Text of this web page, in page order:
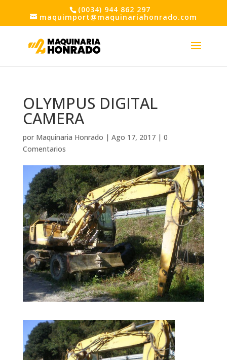
(0034) 944 862 297
maquimport@maquinariahonrado.com
OLYMPUS DIGITAL
CAMERA
por Maquinaria Honrado | Ago 17, 2017| 0
Comentarios